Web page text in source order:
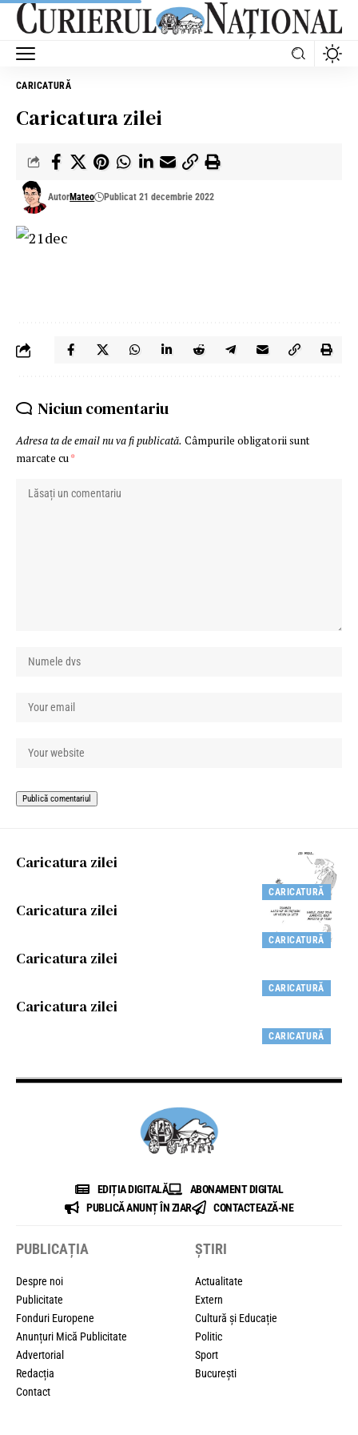
CARICATURĂ
Caricatura zilei
AutorMateo Publicat 21 decembrie 2022
Niciun comentariu
Adresa ta de email nu va fi publicată. Câmpurile obligatorii sunt
marcate cu *
CARICATURĂ
Caricatura zilei
CARICATURĂ
Caricatura zilei
CARICATURĂ
Caricatura zilei
CARICATURĂ
Caricatura zilei
EDIȚIA DIGITALĂ
ABONAMENT DIGITAL
PUBLICĂ ANUNȚ ÎN ZIAR
CONTACTEAZĂ-NE
PUBLICAȚIA
Despre noi
Publicitate
Fonduri Europene
Anunțuri Mică Publicitate
Advertorial
Redacția
Contact
ȘTIRI
Actualitate
Extern
Cultură și Educație
Politic
Sport
București